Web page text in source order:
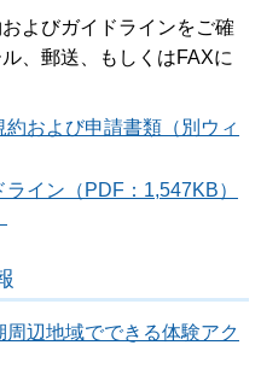
よびガイドラインをご確
、郵送、もしくはFAXに
および申請書類（別ウィ
イン（PDF：1,547KB）
辺地域でできる体験アク